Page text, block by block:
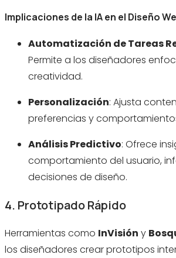
Implicaciones de la IA en el Diseño
Automatización de Tareas
Permite a los diseñadores
creatividad.
Personalización: Ajusta
preferencias y
Análisis Predictivo: Ofrece
comportamiento del usuario,
decisiones de diseño.
4. Prototipado Rápido
Herramientas como InVisión y
los diseñadores crear prototipos